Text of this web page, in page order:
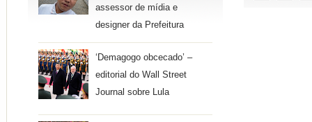
assessor de mídia e
designer da Prefeitura
‘Demagogo obcecado’ –
editorial do Wall Street
Journal sobre Lula